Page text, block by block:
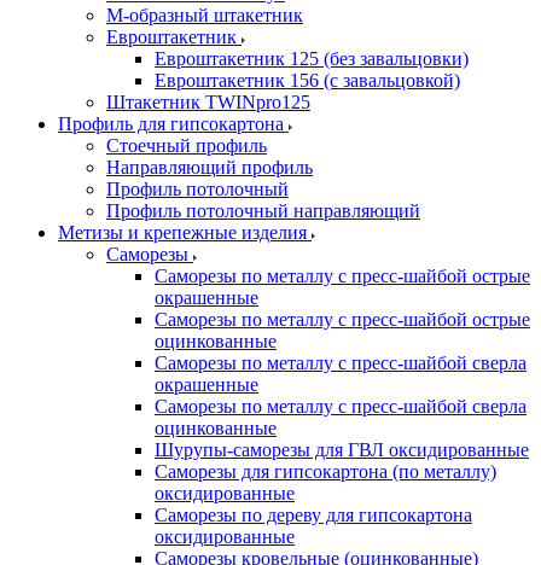
М-образный штакетник
Евроштакетник
Евроштакетник 125 (без завальцовки)
Евроштакетник 156 (с завальцовкой)
Штакетник TWINpro125
Профиль для гипсокартона
Стоечный профиль
Направляющий профиль
Профиль потолочный
Профиль потолочный направляющий
Метизы и крепежные изделия
Саморезы
Саморезы по металлу с пресс-шайбой острые
окрашенные
Саморезы по металлу с пресс-шайбой острые
оцинкованные
Саморезы по металлу с пресс-шайбой сверла
окрашенные
Саморезы по металлу с пресс-шайбой сверла
оцинкованные
Шурупы-саморезы для ГВЛ оксидированные
Саморезы для гипсокартона (по металлу)
оксидированные
Саморезы по дереву для гипсокартона
оксидированные
Саморезы кровельные (оцинкованные)